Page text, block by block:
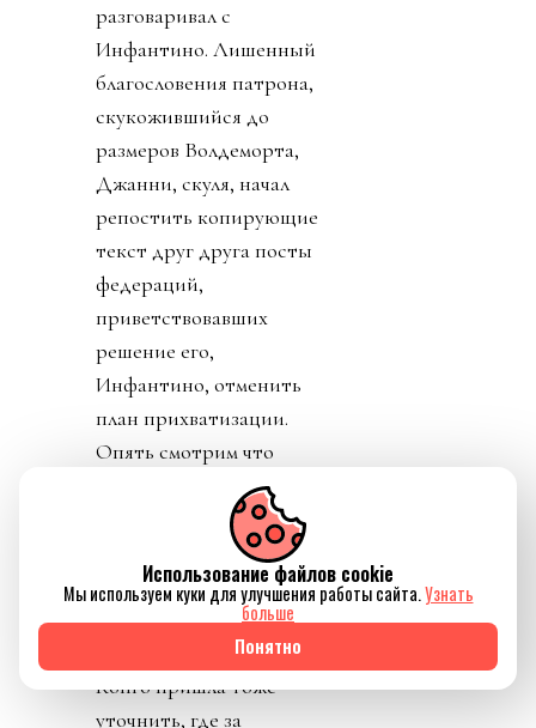
разговаривал с
Инфантино. Лишенный
благословения патрона,
скукожившийся до
размеров Волдеморта,
Джанни, скуля, начал
репостить копирующие
текст друг друга посты
федераций,
приветствовавших
решение его,
Инфантино, отменить
план прихватизации.
Опять смотрим что
такое «газлайтинг», а
равно и рассматриваем
подборку стран: Катар,
ОАЭ, Бутан, Шри
Ланка, Марокко.
Федерация футбола
Конго пришла тоже
уточнить, где за
Использование файлов cookie
Мы используем куки для улучшения работы сайта.Узнать
больше
Понятно